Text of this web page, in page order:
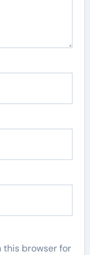
this browser for